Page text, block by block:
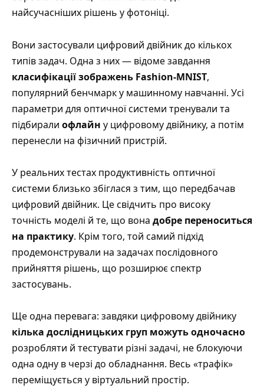
найсучасніших рішень у фотоніці.
Вони застосували цифровий двійник до кількох
типів задач. Одна з них — відоме завдання
класифікації зображень Fashion-MNIST,
популярний бенчмарк у машинному навчанні. Усі
параметри для оптичної системи тренували та
підбирали офлайн у цифровому двійнику, а потім
перенесли на фізичний пристрій.
У реальних тестах продуктивність оптичної
системи близько збіглася з тим, що передбачав
цифровий двійник. Це свідчить про високу
точність моделі й те, що вона добре переноситься
на практику. Крім того, той самий підхід
продемонстрували на задачах послідовного
прийняття рішень, що розширює спектр
застосувань.
Ще одна перевага: завдяки цифровому двійнику
кілька дослідницьких груп можуть одночасно
розробляти й тестувати різні задачі, не блокуючи
одна одну в черзі до обладнання. Весь «трафік»
переміщується у віртуальний простір.